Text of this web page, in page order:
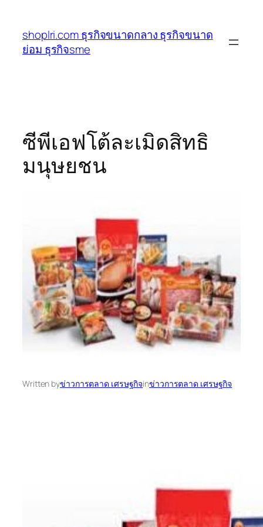
เนื้อหา
shoplri.com ธุรกิจขนาดกลาง ธุรกิจขนาด
ย่อม ธุรกิจsme
ซีพีเอฟโต้ละเมิดสิทธิ
มนุษยชน
Written byข่าวการตลาด เศรษฐกิจinข่าวการตลาด เศรษฐกิจ